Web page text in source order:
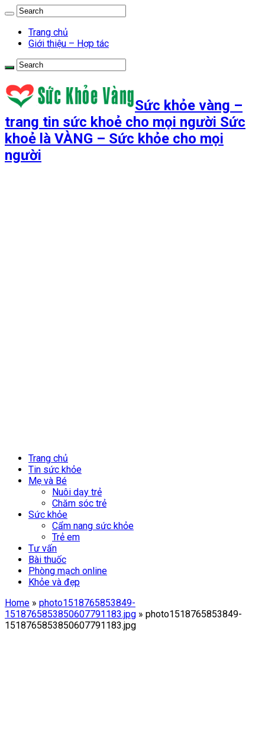
Trang chủ
Giới thiệu – Hợp tác
Sức khỏe vàng –
trang tin sức khoẻ cho mọi người Sức
khoẻ là VÀNG – Sức khỏe cho mọi
người
Trang chủ
Tin sức khỏe
Mẹ và Bé
Nuôi dạy trẻ
Chăm sóc trẻ
Sức khỏe
Cẩm nang sức khỏe
Trẻ em
Tư vấn
Bài thuốc
Phòng mạch online
Khỏe và đẹp
Home » photo1518765853849-
1518765853850607791183.jpg » photo1518765853849-
1518765853850607791183.jpg